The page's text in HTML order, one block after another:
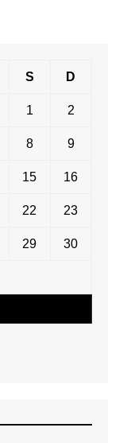
S D
1 2
8 9
15 16
22 23
29 30